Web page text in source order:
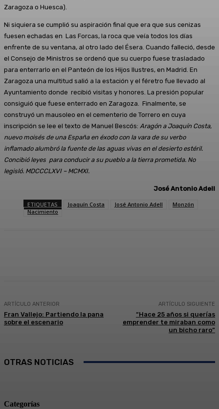
Zaragoza o Huesca).
Ni siquiera se cumplió su aspiración final que era que sus cenizas
fuesen echadas en Las Forcas, la roca que veía todos los días
enfrente de su ventana, al otro lado del Ésera. Cuando falleció, desde
el Consejo de Ministros se ordenó que su cuerpo fuese trasladado
para enterrarlo en el Panteón de los Hijos Ilustres, en Madrid. En
Zaragoza una multitud salió a la estación y el féretro fue llevado al
Ayuntamiento donde recibió visitas y honores. La presión popular
consiguió que fuese enterrado en Zaragoza. Finalmente, se
construyó un mausoleo en el cementerio de Torrero en cuya
inscripción se lee el texto de Manuel Bescós: Aragón a Joaquín Costa,
nuevo moisés de una España en éxodo con la vara de su verbo
inflamado alumbró la fuente de las aguas vivas en el desierto estéril.
Concibió leyes para conducir a su pueblo a la tierra prometida. No
legisló. MDCCCLXVI – MCMXI.
José Antonio Adell
ETIQUETAS Joaquín Costa José Antonio Adell
Monzón
Nacimiento
ARTÍCULO ANTERIOR
Fran Vallejo: Partiendo la pana
sobre el escenario
ARTÍCULO SIGUIENTE
“Hace 25 años si querías
emprender te miraban como
un bicho raro”
OTRAS NOTICIAS
Categorías